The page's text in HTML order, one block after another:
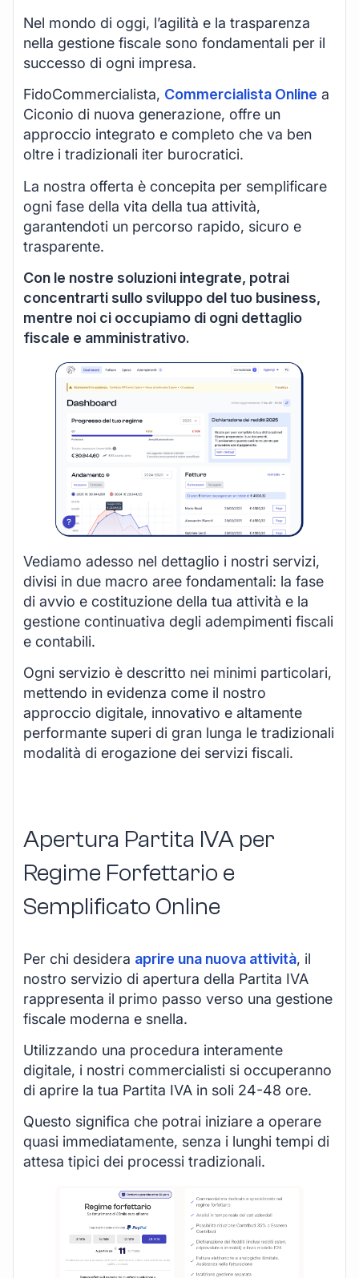
Nel mondo di oggi, l’agilità e la trasparenza
nella gestione fiscale sono fondamentali per il
successo di ogni impresa.
FidoCommercialista, Commercialista Online a
Ciconio di nuova generazione, offre un
approccio integrato e completo che va ben
oltre i tradizionali iter burocratici.
La nostra offerta è concepita per semplificare
ogni fase della vita della tua attività,
garantendoti un percorso rapido, sicuro e
trasparente.
Con le nostre soluzioni integrate, potrai
concentrarti sullo sviluppo del tuo business,
mentre noi ci occupiamo di ogni dettaglio
fiscale e amministrativo.
Vediamo adesso nel dettaglio i nostri servizi,
divisi in due macro aree fondamentali: la fase
di avvio e costituzione della tua attività e la
gestione continuativa degli adempimenti fiscali
e contabili.
Ogni servizio è descritto nei minimi particolari,
mettendo in evidenza come il nostro
approccio digitale, innovativo e altamente
performante superi di gran lunga le tradizionali
modalità di erogazione dei servizi fiscali.
Apertura Partita IVA per
Regime Forfettario e
Semplificato Online
Per chi desidera aprire una nuova attività, il
nostro servizio di apertura della Partita IVA
rappresenta il primo passo verso una gestione
fiscale moderna e snella.
Utilizzando una procedura interamente
digitale, i nostri commercialisti si occuperanno
di aprire la tua Partita IVA in soli 24-48 ore.
Questo significa che potrai iniziare a operare
quasi immediatamente, senza i lunghi tempi di
attesa tipici dei processi tradizionali.